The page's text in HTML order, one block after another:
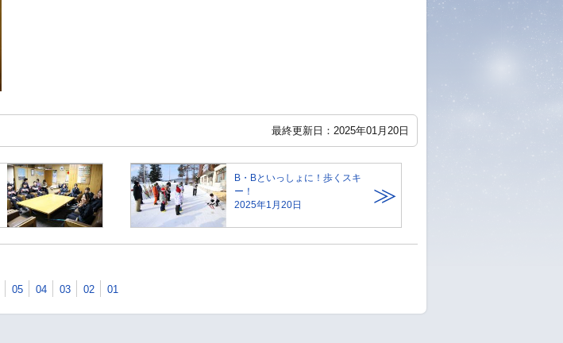
最終更新日：2025年01月20日
B・Bといっしょに！歩くスキ
ー！
2025年1月20日
05 04 03 02 01